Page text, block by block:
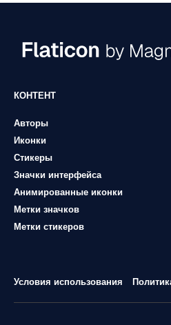
КОНТЕНТ
Авторы
Иконки
Стикеры
Значки интерфейса
Анимированные иконки
Метки значков
Метки стикеров
Условия использования